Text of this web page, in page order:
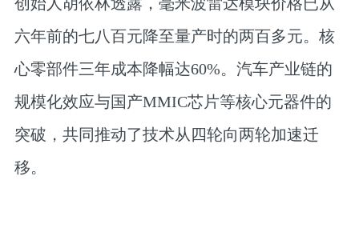
六年前的七八百元降至量产时的两百多元。 核
心零部件三年成本降幅达60%。 汽车产业链的
规模化效应与国产MMIC芯片等核心元器件的
突破，共同推动了技术从四轮向两轮加速迁
移。